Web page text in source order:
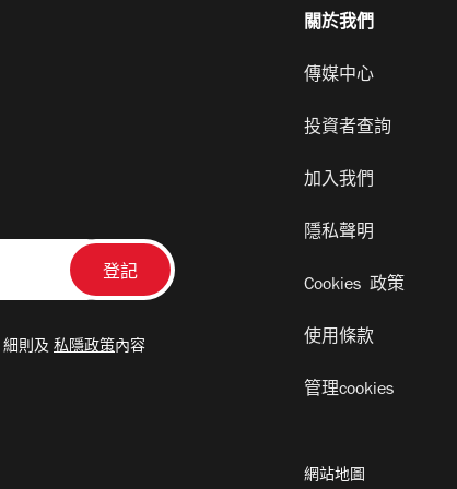
細則及 私隱政策內容
關於我們
傳媒中心
投資者查詢
加入我們
隱私聲明
Cookies 政策
使用條款
管理cookies
網站地圖